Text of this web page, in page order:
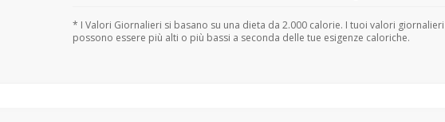
* I Valori Giornalieri si basano su una dieta da 2.000 calorie. I tuoi valori giornalieri
possono essere più alti o più bassi a seconda delle tue esigenze caloriche.